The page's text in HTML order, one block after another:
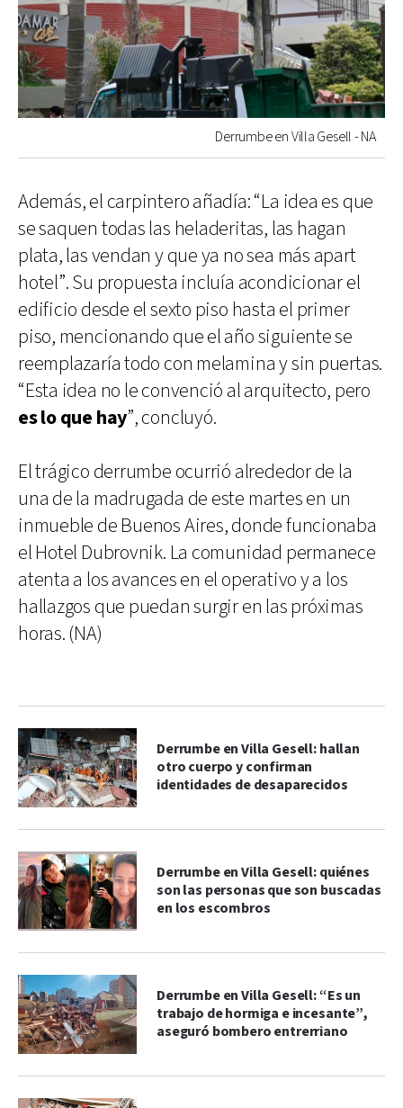
Derrumbe en Villa Gesell - NA
Además, el carpintero añadía: “La idea es que
se saquen todas las heladeritas, las hagan
plata, las vendan y que ya no sea más apart
hotel”. Su propuesta incluía acondicionar el
edificio desde el sexto piso hasta el primer
piso, mencionando que el año siguiente se
reemplazaría todo con melamina y sin puertas.
“Esta idea no le convenció al arquitecto, pero
es lo que hay”, concluyó.
El trágico derrumbe ocurrió alrededor de la
una de la madrugada de este martes en un
inmueble de Buenos Aires, donde funcionaba
el Hotel Dubrovnik. La comunidad permanece
atenta a los avances en el operativo y a los
hallazgos que puedan surgir en las próximas
horas. (NA)
Derrumbe en Villa Gesell: hallan
otro cuerpo y confirman
identidades de desaparecidos
Derrumbe en Villa Gesell: quiénes
son las personas que son buscadas
en los escombros
Derrumbe en Villa Gesell: “Es un
trabajo de hormiga e incesante”,
aseguró bombero entrerriano